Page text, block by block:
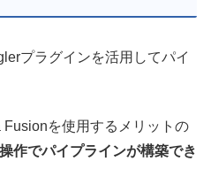
プラグインを活用してパイ
を使用するメリットの
作でパイプラインが構築でき